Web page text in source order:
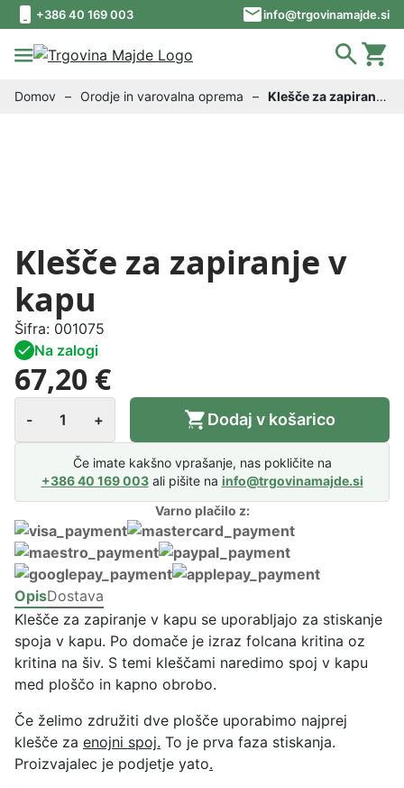
Skip to content
Skip to footer
+386 40 169 003 info@trgovinamajde.si
Domov – Orodje in varovalna oprema – Klešče za zapiranje
Klešče za zapiranje v
kapu
Šifra: 001075
Na zalogi
67,20 €
-
e
z
a
z
a
p
i
r
a
n
j
e
+ Dodaj v košarico
Če imate kakšno vprašanje, nas pokličite na
+386 40 169 003ali pišite na info@trgovinamajde.si
Varno plačilo z:
OpisDostava
Klešče za zapiranje v kapu se uporabljajo za stiskanje
spoja v kapu. Po domače je izraz folcana kritina oz
kritina na šiv. S temi kleščami naredimo spoj v kapu
med ploščo in kapno obrobo.
Če želimo združiti dve plošče uporabimo najprej
klešče za enojni spoj. To je prva faza stiskanja.
Proizvajalec je podjetje yato.